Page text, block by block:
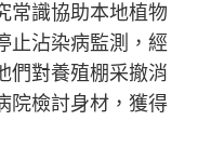
常識協助本地植物
止沾染病監測，經
們對養殖棚采撤消
院檢討身材，獲得